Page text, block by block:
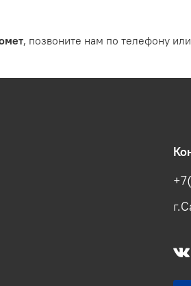
, позвоните нам по телефону или